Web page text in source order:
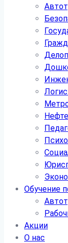
Обучение
Акции
О нас